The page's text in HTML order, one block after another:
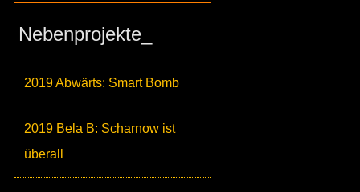
Nebenprojekte_
2019 Abwärts: Smart Bomb
2019 Bela B: Scharnow ist
überall